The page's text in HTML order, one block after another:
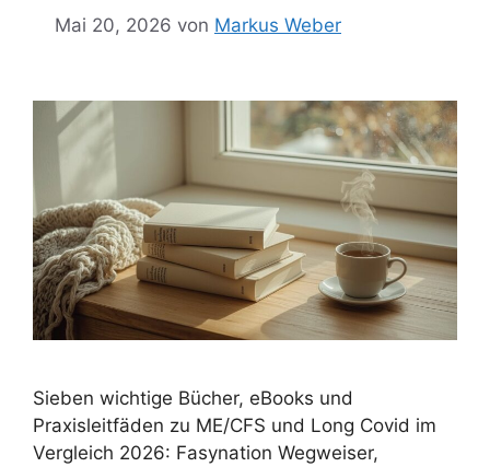
Mai 20, 2026 von Markus Weber
Sieben wichtige Bücher, eBooks und
Praxisleitfäden zu ME/CFS und Long Covid im
Vergleich 2026: Fasynation Wegweiser,